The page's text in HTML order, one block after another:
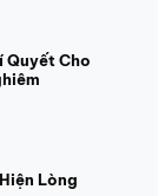
Quyết Cho
Lòng